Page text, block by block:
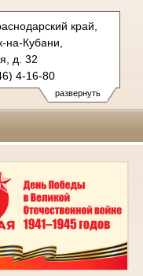
развернуть
край,
на-Кубани,
д. 32
4-16-80